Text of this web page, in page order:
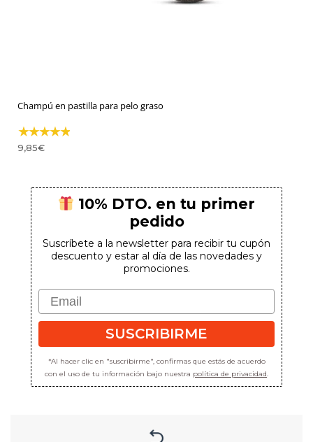
Champú en pastilla para pelo graso
9,85€
10% DTO. en tu primer
pedido
Suscríbete a la newsletter para recibir tu cupón
descuento y estar al día de las novedades y
promociones.
Email
SUSCRIBIRME
*Al hacer clic en "suscribirme", confirmas que estás de acuerdo
con el uso de tu información bajo nuestra política de privacidad.